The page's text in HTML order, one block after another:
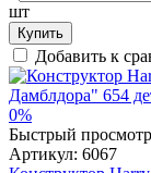
шт
Купить
Добавить к
0%
Быстрый просмотр
Артикул: 6067